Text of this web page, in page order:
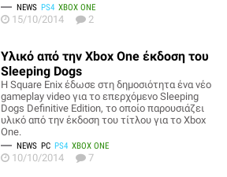
NEWS PS4 XBOX ONE
15/10/2014 2
Υλικό από την Xbox One έκδοση του
Sleeping Dogs
Η Square Enix έδωσε στη δημοσιότητα ένα νέο
gameplay video για το επερχόμενο Sleeping
Dogs Definitive Edition, το οποίο παρουσιάζει
υλικό από την έκδοση του τίτλου για το Xbox
One.
NEWS PC PS4 XBOX ONE
10/10/2014 7